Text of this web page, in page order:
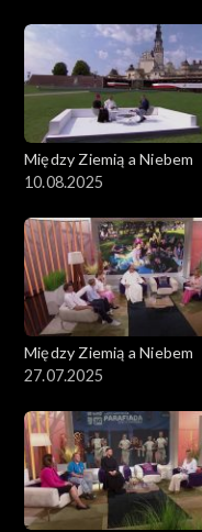
Między Ziemią a Niebem
10.08.2025
Między Ziemią a Niebem
27.07.2025